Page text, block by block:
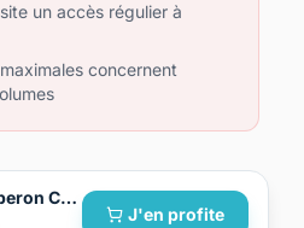
un accès régulier à
concernent
momcozy Chauffe-biberon Chauffe-Biberon Portable 500 ml
J'en profite